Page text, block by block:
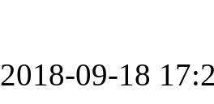
2018-09-18